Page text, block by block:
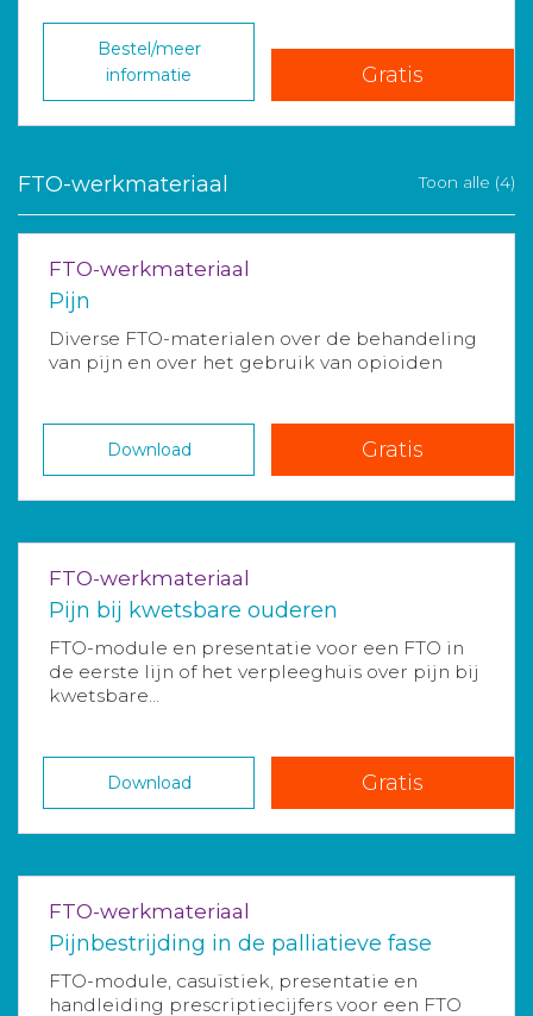
Bestel/meer
informatie
Gratis
FTO-werkmateriaal Toon alle (4)
FTO-werkmateriaal
Pijn
Diverse FTO-materialen over de behandeling
van pijn en over het gebruik van opioiden
Download Gratis
FTO-werkmateriaal
Pijn bij kwetsbare ouderen
FTO-module en presentatie voor een FTO in
de eerste lijn of het verpleeghuis over pijn bij
kwetsbare...
Download Gratis
FTO-werkmateriaal
Pijnbestrijding in de palliatieve fase
FTO-module, casuïstiek, presentatie en
handleiding prescriptiecijfers voor een FTO